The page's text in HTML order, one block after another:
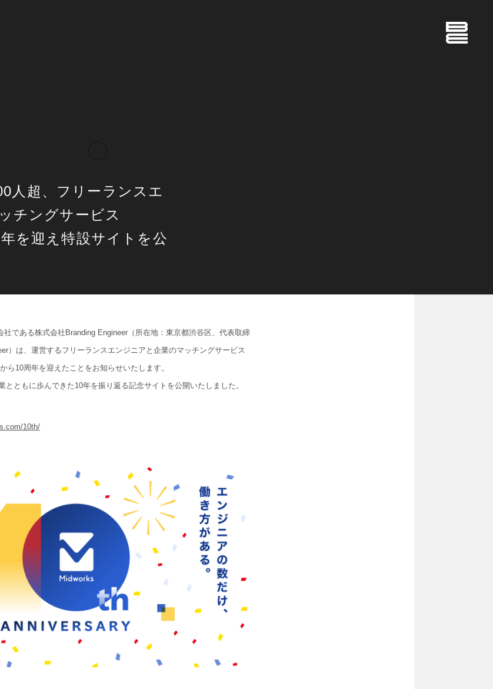
人超、フリーランスエ
チングサービス
を迎え特設サイトを公
社である株式会社Branding Engineer（所在地：東京都渋谷区、代表取締
）は、運営するフリーランスエンジニアと企業のマッチングサービス
ら10周年を迎えたことをお知らせいたします。
ともに歩んできた10年を振り返る記念サイトを公開いたしました。
10th/